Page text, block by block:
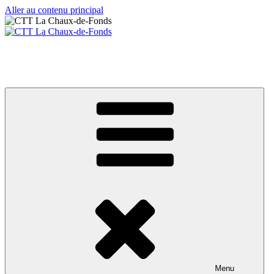
Aller au contenu principal
Menu